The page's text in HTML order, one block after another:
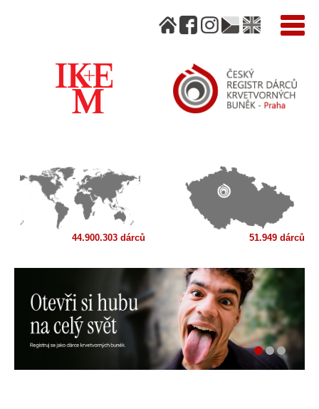
44.900.303 dárců 51.949 dárců